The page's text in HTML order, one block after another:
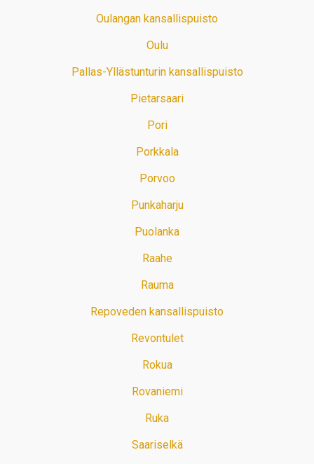
Oulangan kansallispuisto
Oulu
Pallas-Yllästunturin kansallispuisto
Pietarsaari
Pori
Porkkala
Porvoo
Punkaharju
Puolanka
Raahe
Rauma
Repoveden kansallispuisto
Revontulet
Rokua
Rovaniemi
Ruka
Saariselkä